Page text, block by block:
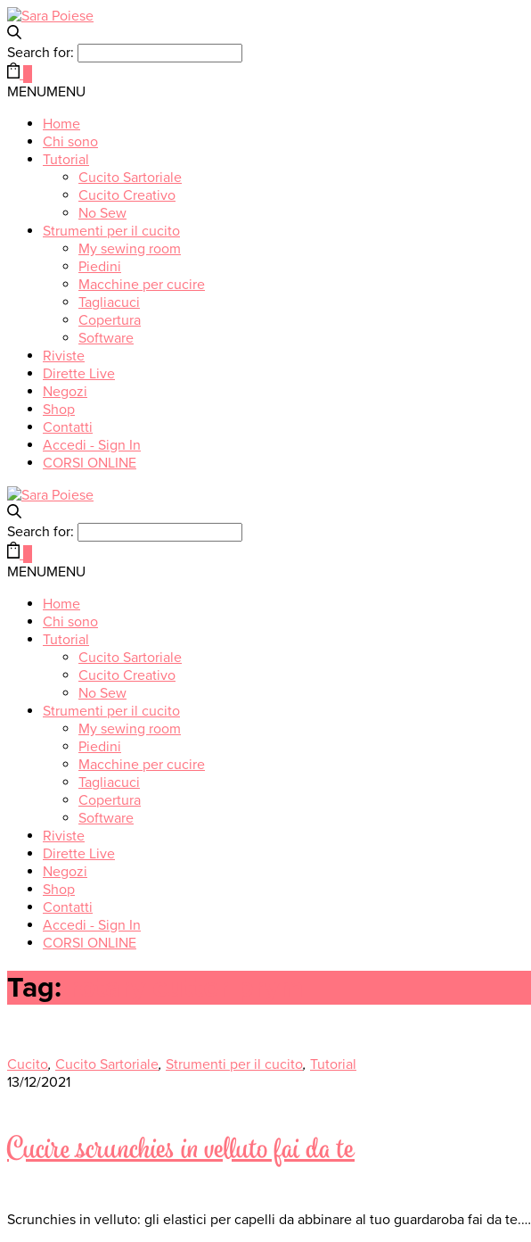
Search for:
MENUMENU
Home
Chi sono
Tutorial
Cucito Sartoriale
Cucito Creativo
No Sew
Strumenti per il cucito
My sewing room
Piedini
Macchine per cucire
Tagliacuci
Copertura
Software
Riviste
Dirette Live
Negozi
Shop
Contatti
Accedi - Sign In
CORSI ONLINE
Search for:
MENUMENU
Home
Chi sono
Tutorial
Cucito Sartoriale
Cucito Creativo
No Sew
Strumenti per il cucito
My sewing room
Piedini
Macchine per cucire
Tagliacuci
Copertura
Software
Riviste
Dirette Live
Negozi
Shop
Contatti
Accedi - Sign In
CORSI ONLINE
Tag:
Cucito, Cucito Sartoriale, Strumenti per il cucito, Tutorial
13/12/2021
Cucire scrunchies in velluto fai da te
Scrunchies in velluto: gli elastici per capelli da abbinare al tuo guardaroba fai da te.…